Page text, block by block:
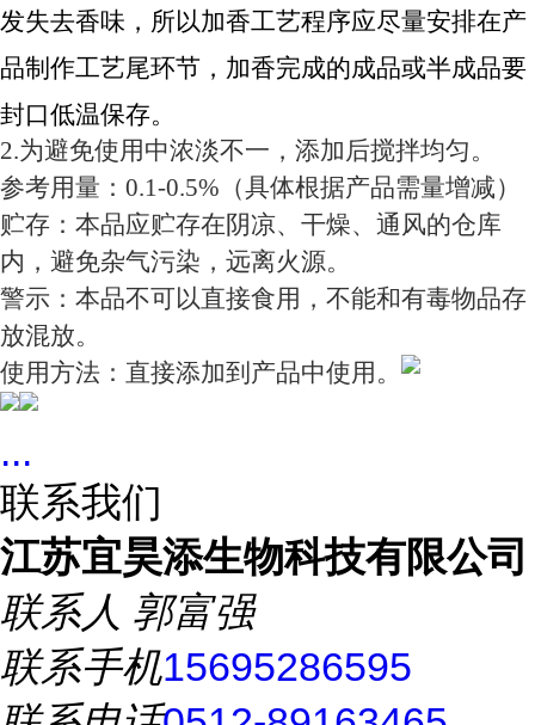
发失去香味，所以加香工艺程序应尽量安排在产
品制作工艺尾环节，加香完成的成品或半成品要
封口低温保存。
2.为避免使用中浓淡不一，添加后搅拌均匀。
参考用量：0.1-0.5%（具体根据产品需量增减）
贮存：本品应贮存在阴凉、干燥、通风的仓库
内，避免杂气污染，远离火源。
警示：本品不可以直接食用，不能和有毒物品存
放混放。
使用方法：直接添加到产品中使用。
...
联系我们
江苏宜昊添生物科技有限公司
联系人 郭富强
联系手机15695286595